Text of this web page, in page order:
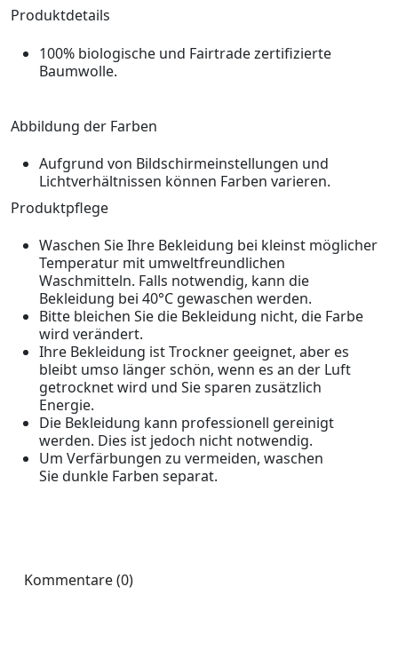
Produktdetails
100% biologische und Fairtrade zertifizierte
Baumwolle.
Abbildung der Farben
Aufgrund von Bildschirmeinstellungen und
Lichtverhältnissen können Farben varieren.
Produktpflege
Waschen Sie Ihre Bekleidung bei kleinst möglicher
Temperatur mit umweltfreundlichen
Waschmitteln. Falls notwendig, kann die
Bekleidung bei 40°C gewaschen werden.
Bitte bleichen Sie die Bekleidung nicht, die Farbe
wird verändert.
Ihre Bekleidung ist Trockner geeignet, aber es
bleibt umso länger schön, wenn es an der Luft
getrocknet wird und Sie sparen zusätzlich
Energie.
Die Bekleidung kann professionell gereinigt
werden. Dies ist jedoch nicht notwendig.
Um Verfärbungen zu vermeiden, waschen
Sie dunkle Farben separat.
Kommentare (0)